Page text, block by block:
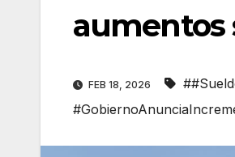
aumentos
FEB 18, 2026